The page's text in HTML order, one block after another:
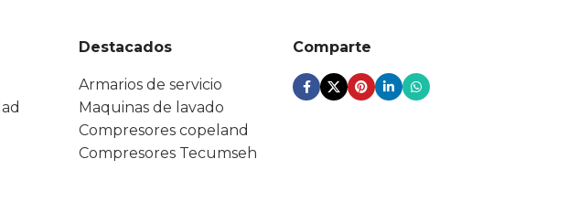
Destacados
Armarios de servicio
Maquinas de lavado
Compresores copeland
Compresores Tecumseh
Comparte